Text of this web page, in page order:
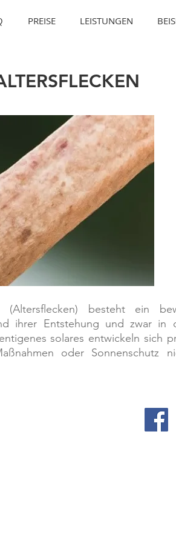
PREISE LEISTUNGEN
besteht ein
ihrer Entstehung und zwar
solares entwickeln sich
oder Sonnenschutz